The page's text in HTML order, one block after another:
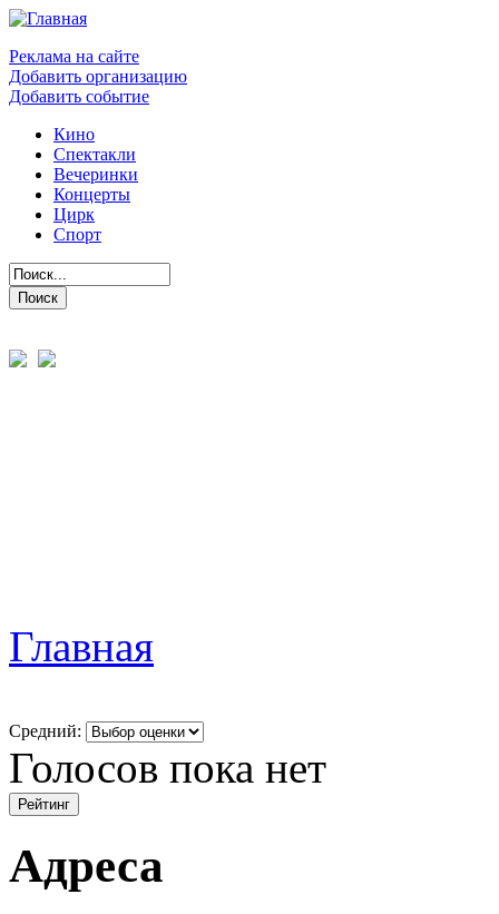
Реклама на сайте
Добавить организацию
Добавить событие
Кино
Спектакли
Вечеринки
Концерты
Цирк
Спорт
Главная
Средний:
Голосов пока нет
Адреса